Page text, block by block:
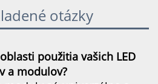
otázky
použitia vašich LED
a modulov?